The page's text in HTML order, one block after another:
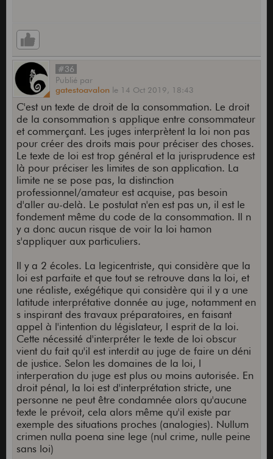
#36
Publié par
gatestoavalon le 14 Oct 2019, 18:43
C'est un texte de droit de la consommation. Le droit
de la consommation s applique entre consommateur
et commerçant. Les juges interprètent la loi non pas
pour créer des droits mais pour préciser des choses.
Le texte de loi est trop général et la jurisprudence est
là pour préciser les limites de son application. La
limite ne se pose pas, la distinction
professionnel/amateur est acquise, pas besoin
d'aller au-delà. Le postulat n'en est pas un, il est le
fondement même du code de la consommation. Il n
y a donc aucun risque de voir la loi hamon
s'appliquer aux particuliers.
Il y a 2 écoles. La legicentriste, qui considère que la
loi est parfaite et que tout se retrouve dans la loi, et
une réaliste, exégétique qui considère qui il y a une
latitude interprétative donnée au juge, notamment en
s inspirant des travaux préparatoires, en faisant
appel à l'intention du législateur, l esprit de la loi.
Cette nécessité d'interpréter le texte de loi obscur
vient du fait qu'il est interdit au juge de faire un déni
de justice. Selon les domaines de la loi, l
interperation du juge est plus ou moins autorisée. En
droit pénal, la loi est d'interprétation stricte, une
personne ne peut être condamnée alors qu'aucune
texte le prévoit, cela alors même qu'il existe par
exemple des situations proches (analogies). Nullum
crimen nulla poena sine lege (nul crime, nulle peine
sans loi)